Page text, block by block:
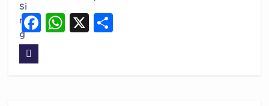
F WX S